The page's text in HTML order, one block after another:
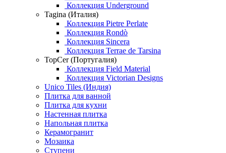
Коллекция Underground
Tagina (Италия)
Коллекция Pietre Perlate
Коллекция Rondò
Коллекция Sincera
Коллекция Terrae de Tarsina
TopCer (Португалия)
Коллекция Field Material
Коллекция Victorian Designs
Unico Tiles (Индия)
Плитка для ванной
Плитка для кухни
Настенная плитка
Напольная плитка
Керамогранит
Мозаика
Ступени